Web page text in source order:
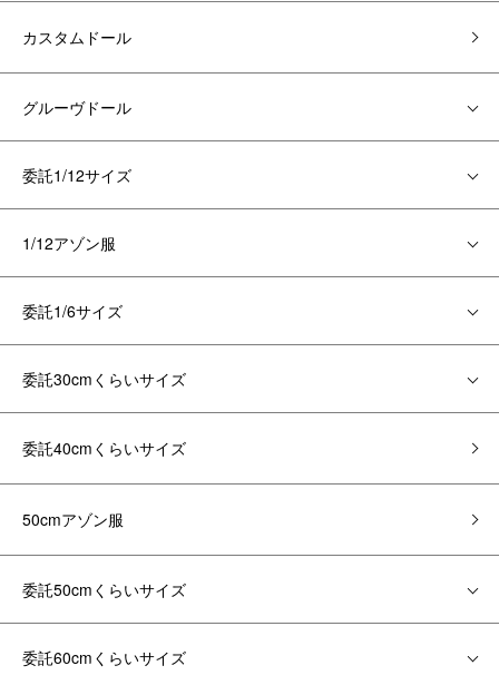
カスタムドール
グルーヴドール
委託1/12サイズ
1/12アゾン服
委託1/6サイズ
委託30cmくらいサイズ
委託40cmくらいサイズ
50cmアゾン服
委託50cmくらいサイズ
委託60cmくらいサイズ